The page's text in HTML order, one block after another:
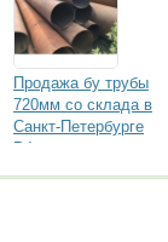
Продажа бу трубы
720мм со склада в
Санкт-Петербурге
РФ